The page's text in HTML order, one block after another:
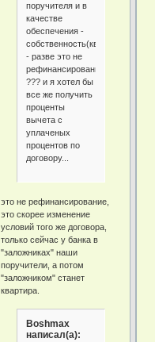
поручителя и в
качестве
обеспечения -
собственность(квартира)
- разве это не
рефинансирование
??? и я хотел бы
все же получить
проценты
вычета с
уплаченых
процентов по
договору...
это не рефинансирование,
это скорее изменение
условий того же договора,
только сейчас у банка в
"заложниках" наши
поручители, а потом
"заложником" станет
квартира.
Boshmax
написал(а):